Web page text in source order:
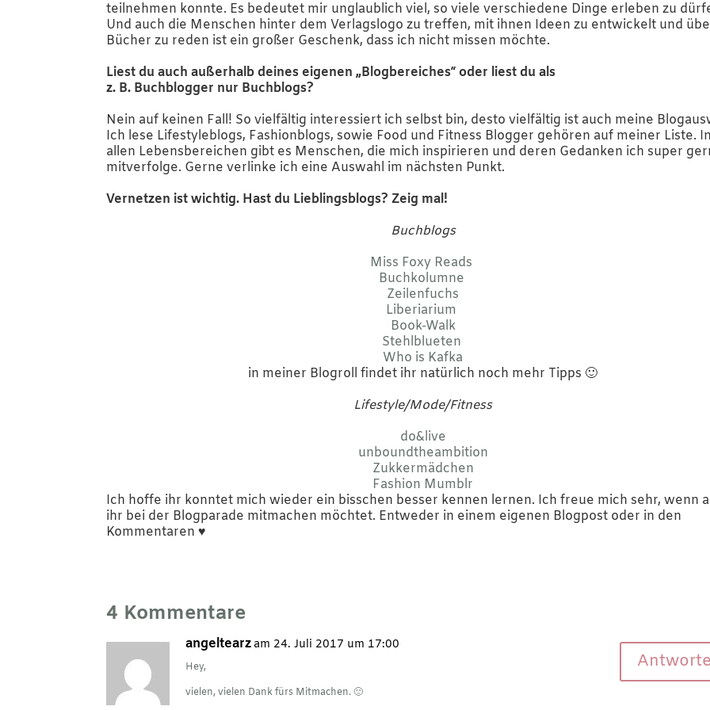
teilnehmen konnte. Es bedeutet mir unglaublich viel, so viele verschiedene Dinge erleben zu
Und auch die Menschen hinter dem Verlagslogo zu treffen, mit ihnen Ideen zu entwickelt und
Bücher zu reden ist ein großer Geschenk, dass ich nicht missen möchte.
Liest du auch außerhalb deines eigenen „Blogbereiches“ oder liest du als
z. B. Buchblogger nur Buchblogs?
Nein auf keinen Fall! So vielfältig interessiert ich selbst bin, desto vielfältig ist auch meine
Ich lese Lifestyleblogs, Fashionblogs, sowie Food und Fitness Blogger gehören auf meiner Liste. In
allen Lebensbereichen gibt es Menschen, die mich inspirieren und deren Gedanken ich super
mitverfolge. Gerne verlinke ich eine Auswahl im nächsten Punkt.
Vernetzen ist wichtig. Hast du Lieblingsblogs? Zeig mal!
Buchblogs
Miss Foxy Reads
Buchkolumne
Zeilenfuchs
Liberiarium
Book-Walk
Stehlblueten
Who is Kafka
in meiner Blogroll findet ihr natürlich noch mehr Tipps 🙂
Lifestyle/Mode/Fitness
do&live
unboundtheambition
Zukkermädchen
Fashion Mumblr
Ich hoffe ihr konntet mich wieder ein bisschen besser kennen lernen. Ich freue mich sehr, wenn
ihr bei der Blogparade mitmachen möchtet. Entweder in einem eigenen Blogpost oder in den
Kommentaren ♥︎
4 Kommentare
angeltearz am 24. Juli 2017 um 17:00
Hey,
vielen, vielen Dank fürs Mitmachen. 🙂